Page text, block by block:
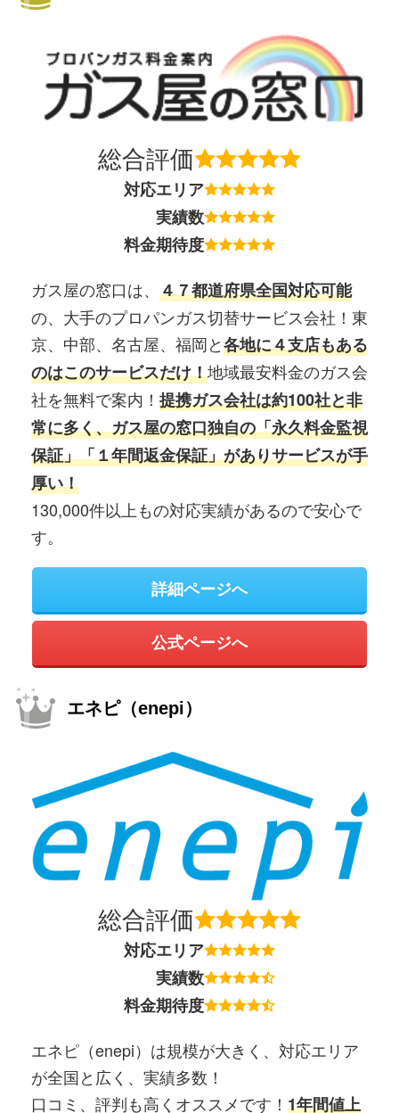
総合評価
対応エリア
実績数
料金期待度
ガス屋の窓口は、 ４７都道府県全国対応可能
の、大手のプロパンガス切替サービス会社！東
京、中部、名古屋、福岡と各地に４支店もある
のはこのサービスだけ！地域最安料金のガス会
社を無料で案内！ 提携ガス会社は約100社と非
常に多く、ガス屋の窓口独自の「永久料金監視
保証」「１年間返金保証」がありサービスが手
厚い！
130,000件以上もの対応実績があるので安心で
す。
詳細ページへ
公式ページへ
エネピ（enepi）
総合評価
対応エリア
実績数
料金期待度
エネピ（enepi）は規模が大きく、対応エリア
が全国と広く、実績多数！
口コミ、評判も高くオススメです！ 1年間値上